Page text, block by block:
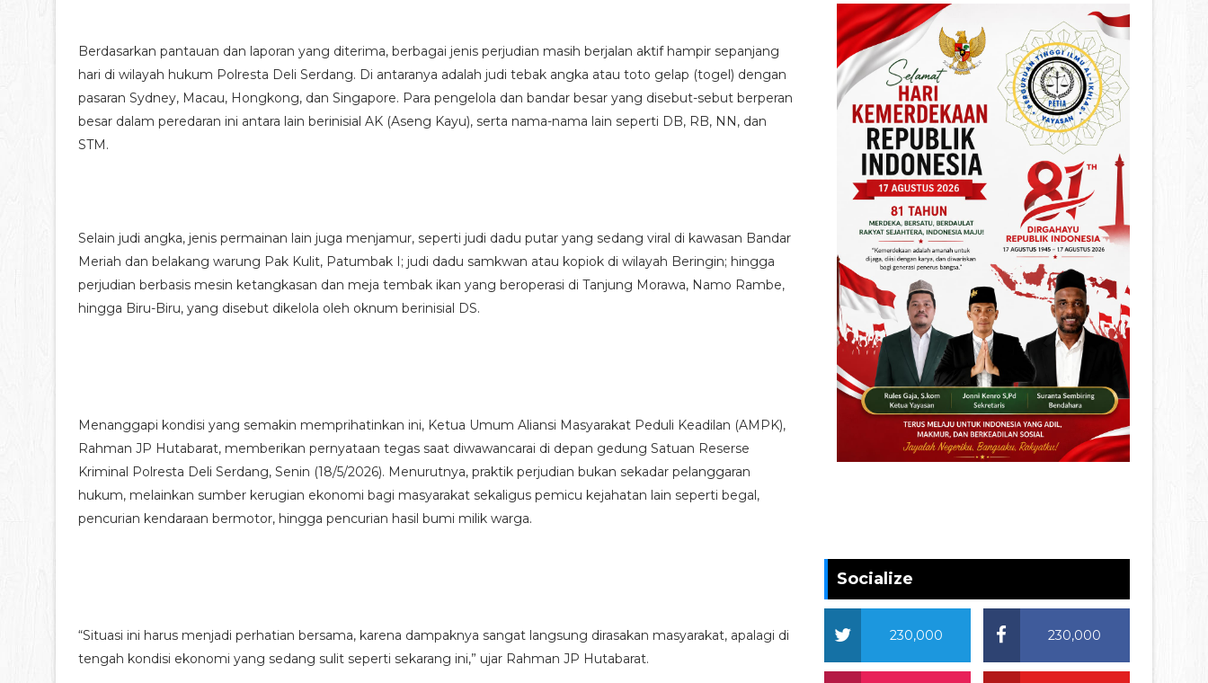
Berdasarkan pantauan dan laporan yang diterima, berbagai jenis perjudian masih berjalan aktif hampir sepanjang
hari di wilayah hukum Polresta Deli Serdang. Di antaranya adalah judi tebak angka atau toto gelap (togel) dengan
pasaran Sydney, Macau, Hongkong, dan Singapore. Para pengelola dan bandar besar yang disebut-sebut berperan
besar dalam peredaran ini antara lain berinisial AK (Aseng Kayu), serta nama-nama lain seperti DB, RB, NN, dan
STM.
Selain judi angka, jenis permainan lain juga menjamur, seperti judi dadu putar yang sedang viral di kawasan Bandar
Meriah dan belakang warung Pak Kulit, Patumbak I; judi dadu samkwan atau kopiok di wilayah Beringin; hingga
perjudian berbasis mesin ketangkasan dan meja tembak ikan yang beroperasi di Tanjung Morawa, Namo Rambe,
hingga Biru-Biru, yang disebut dikelola oleh oknum berinisial DS.
Menanggapi kondisi yang semakin memprihatinkan ini, Ketua Umum Aliansi Masyarakat Peduli Keadilan (AMPK),
Rahman JP Hutabarat, memberikan pernyataan tegas saat diwawancarai di depan gedung Satuan Reserse
Kriminal Polresta Deli Serdang, Senin (18/5/2026). Menurutnya, praktik perjudian bukan sekadar pelanggaran
hukum, melainkan sumber kerugian ekonomi bagi masyarakat sekaligus pemicu kejahatan lain seperti begal,
pencurian kendaraan bermotor, hingga pencurian hasil bumi milik warga.
“Situasi ini harus menjadi perhatian bersama, karena dampaknya sangat langsung dirasakan masyarakat, apalagi di
tengah kondisi ekonomi yang sedang sulit seperti sekarang ini,” ujar Rahman JP Hutabarat.
Socialize
230,000
230,000